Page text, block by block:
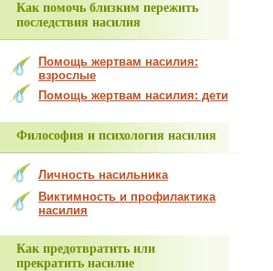
Как помочь близким пережить
последствия насилия
Помощь жертвам насилия:
взрослые
Помощь жертвам насилия: дети
Философия и психология насилия
Личность насильника
Виктимность и профилактика
насилия
Как предотвратить или
прекратить насилие